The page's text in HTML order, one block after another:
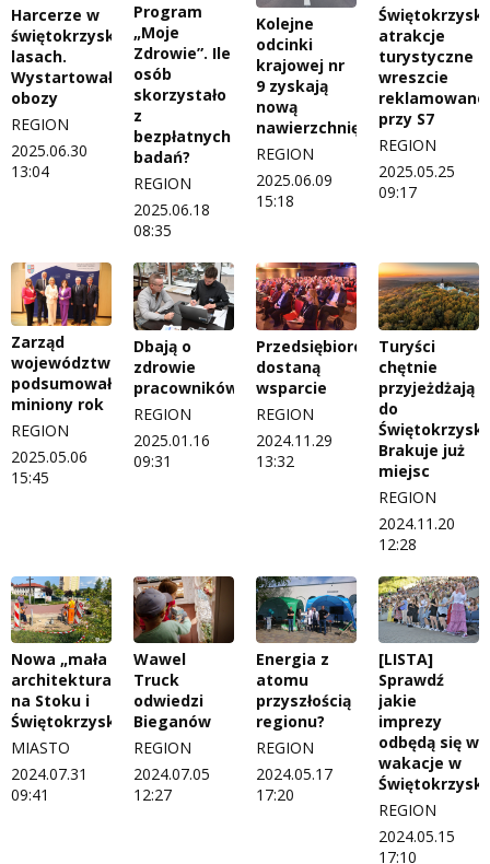
Harcerze w
świętokrzyskich
lasach.
Wystartowały
obozy
REGION
2025.06.30
13:04
Program
„Moje
Zdrowie”. Ile
osób
skorzystało
z
bezpłatnych
badań?
REGION
2025.06.18
08:35
Kolejne
odcinki
krajowej nr
9 zyskają
nową
nawierzchnię
REGION
2025.06.09
15:18
atrakcje
turystyczne
wreszcie
reklamowane
przy S7
REGION
2025.05.25
09:17
Zarząd
województwa
podsumował
miniony rok
REGION
2025.05.06
15:45
Dbają o
zdrowie
pracowników
REGION
2025.01.16
09:31
Przedsiębiorcy
dostaną
wsparcie
REGION
2024.11.29
13:32
Turyści
chętnie
przyjeżdżają
do
Brakuje już
miejsc
REGION
2024.11.20
12:28
Nowa „mała
architektura”
na Stoku i
Świętokrzyskim
MIASTO
2024.07.31
09:41
Wawel
Truck
odwiedzi
Bieganów
REGION
2024.07.05
12:27
Energia z
atomu
przyszłością
regionu?
REGION
2024.05.17
17:20
[LISTA]
Sprawdź
jakie
imprezy
odbędą się w
wakacje w
REGION
2024.05.15
17:10